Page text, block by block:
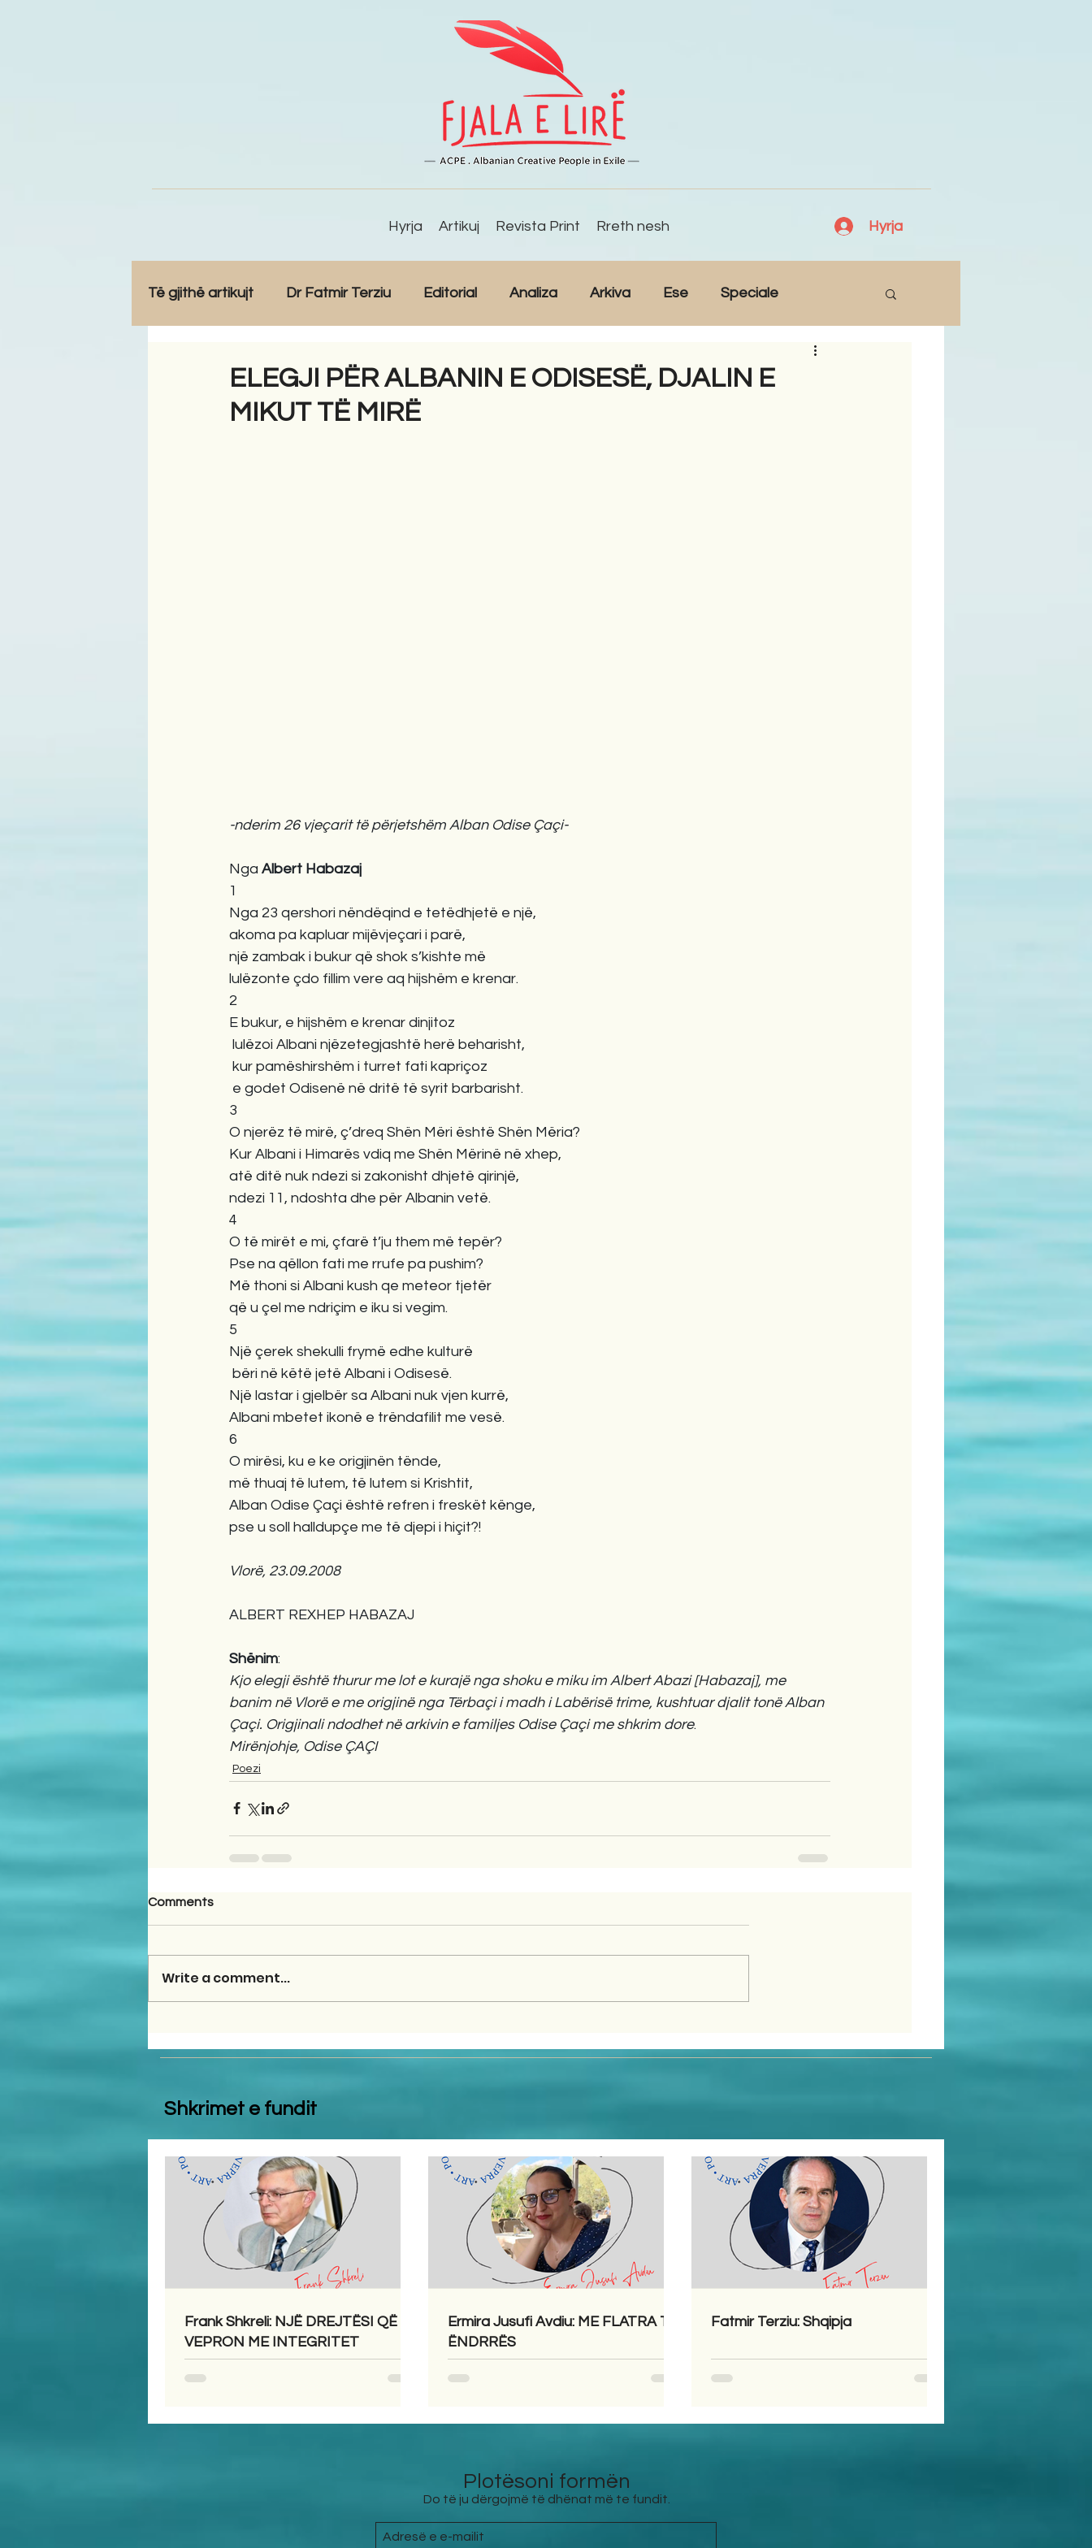
Hyrja Artikuj Revista Print Rreth nesh Hyrja
Të gjithë artikujt Dr Fatmir Terziu Editorial Analiza Arkiva Ese Speciale
Antologji Poezi Tregime
ELEGJI PËR ALBANIN E ODISESË, DJALIN E
MIKUT TË MIRË
-nderim 26 vjeçarit të përjetshëm Alban Odise Çaçi-
Nga Albert Habazaj
1
Nga 23 qershori nëndëqind e tetëdhjetë e një,
akoma pa kapluar mijëvjeçari i parë,
një zambak i bukur që shok s’kishte më
lulëzonte çdo fillim vere aq hijshëm e krenar.
2
E bukur, e hijshëm e krenar dinjitoz
lulëzoi Albani njëzetegjashtë herë beharisht,
kur pamëshirshëm i turret fati kapriçoz
e godet Odisenë në dritë të syrit barbarisht.
3
O njerëz të mirë, ç’dreq Shën Mëri është Shën Mëria?
Kur Albani i Himarës vdiq me Shën Mërinë në xhep,
atë ditë nuk ndezi si zakonisht dhjetë qirinjë,
ndezi 11, ndoshta dhe për Albanin vetë.
4
O të mirët e mi, çfarë t’ju them më tepër?
Pse na qëllon fati me rrufe pa pushim?
Më thoni si Albani kush qe meteor tjetër
që u çel me ndriçim e iku si vegim.
5
Një çerek shekulli frymë edhe kulturë
bëri në këtë jetë Albani i Odisesë.
Një lastar i gjelbër sa Albani nuk vjen kurrë,
Albani mbetet ikonë e trëndafilit me vesë.
6
O mirësi, ku e ke origjinën tënde,
më thuaj të lutem, të lutem si Krishtit,
Alban Odise Çaçi është refren i freskët kënge,
pse u soll halldupçe me të djepi i hiçit?!
Vlorë, 23.09.2008
ALBERT REXHEP HABAZAJ
Shënim:
Kjo elegji është thurur me lot e kurajë nga shoku e miku im Albert Abazi [Habazaj], me
banim në Vlorë e me origjinë nga Tërbaçi i madh i Labërisë trime, kushtuar djalit tonë Alban
Çaçi. Origjinali ndodhet në arkivin e familjes Odise Çaçi me shkrim dore.
Mirënjohje, Odise ÇAÇI
Poezi
Comments
Write a comment...
Shkrimet e fundit
Frank Shkreli: NJË DREJTËSI QË
VEPRON ME INTEGRITET
Ermira Jusufi Avdiu: ME FLATRA TË
ËNDRRËS
Fatmir Terziu: Shqipja
Plotësoni formën
Do të ju dërgojmë të dhënat më te fundit.